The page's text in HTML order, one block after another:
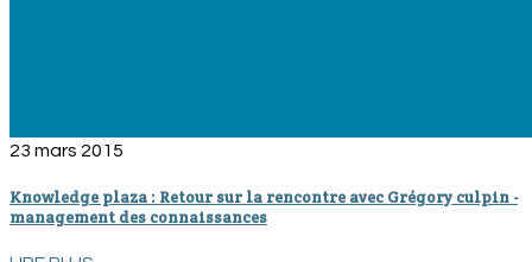
23 mars 2015
Knowledge plaza : Retour sur la rencontre avec Grégory culpin -
management des connaissances